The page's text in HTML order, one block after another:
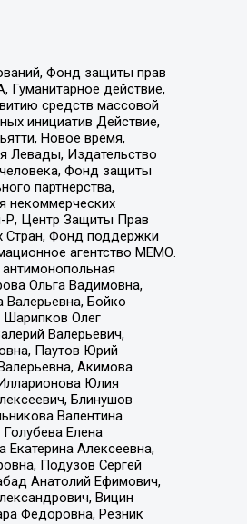
Фонд защиты прав
действие,
средств массовой
инициатив Действие,
Новое время,
Левады, Издательство
Фонд защиты
партнерства,
некоммерческих
Р, Центр Защиты Прав
Стран, Фонд поддержки
агентство МЕМО.
Ольга Вадимовна,
Валерьевна, Бойко
Шарипков Олег
Валерьевич,
Паутов Юрий
Акимова
Юлия
Блинушов
Валентина
Елена
Алексеевна,
Подузов Сергей
Анатолий Ефимович,
Вицин
Федоровна, Резник